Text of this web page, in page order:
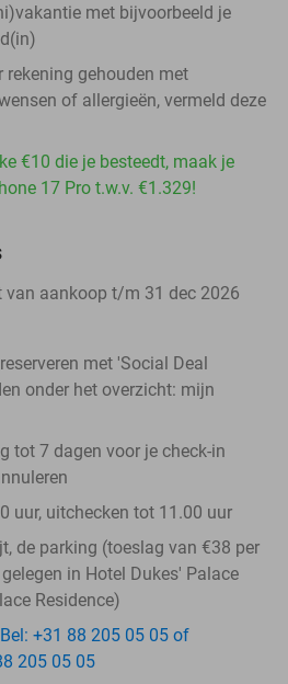
met bijvoorbeeld je
gehouden met
of allergieën, vermeld deze
€10 die je besteedt, maak je
17 Pro t.w.v. €1.329!
van aankoop t/m 31 dec 2026
met 'Social Deal
onder het overzicht: mijn
tot 7 dagen voor je check-in
uur, uitchecken tot 11.00 uur
de parking (toeslag van €38 per
in Hotel Dukes' Palace
Residence)
+31 88 205 05 05 of
205 05 05